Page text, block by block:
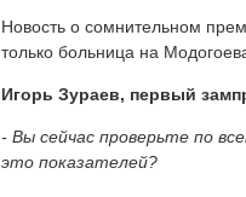
Новость о сомнительном
только больница на
Игорь Зураев, первый
- Вы сейчас проверьте по
это показателей?